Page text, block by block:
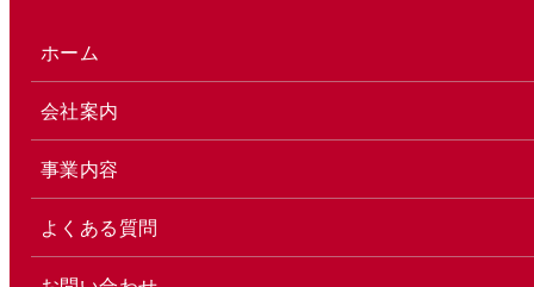
ホーム
会社案内
事業内容
よくある質問